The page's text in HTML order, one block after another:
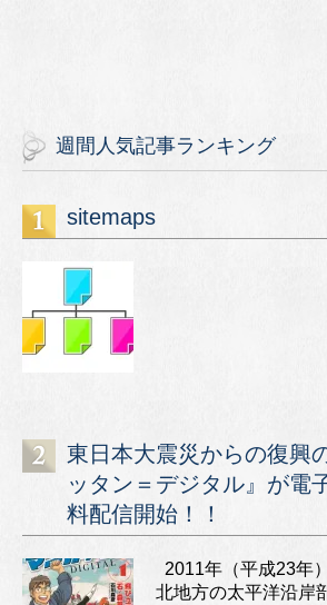
週間人気記事ランキング
sitemaps
東日本大震災からの復興
ッタン＝デジタル』が電
料配信開始！！
2011年（平成23年
北地方の太平洋沿岸